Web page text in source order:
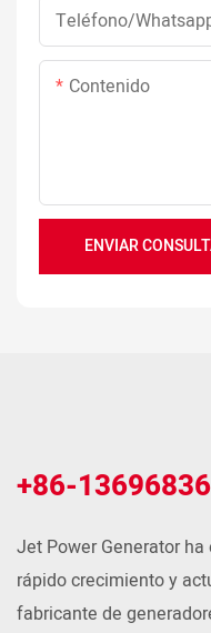
Teléfono/
Contenido
ENVIAR
+86-
Jet Power Generator
rápido crecimiento y
fabricante de